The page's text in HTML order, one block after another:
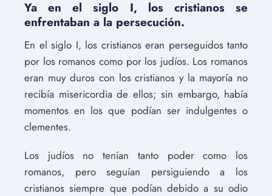
Ya en el siglo I, los cristianos se
enfrentaban a la persecución.
En el siglo I, los cristianos eran perseguidos tanto
por los romanos como por los judíos. Los romanos
eran muy duros con los cristianos y la mayoría no
recibía misericordia de ellos; sin embargo, había
momentos en los que podían ser indulgentes o
clementes.
Los judíos no tenían tanto poder como los
romanos, pero seguían persiguiendo a los
cristianos siempre que podían debido a su odio